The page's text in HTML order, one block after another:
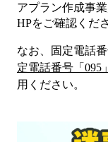
アプラン作成事
HPをご確認くだ
なお、固定電話番
定電話番号「 095
用ください。